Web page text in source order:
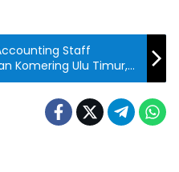
Staff
Komering Ulu Timur,
2025